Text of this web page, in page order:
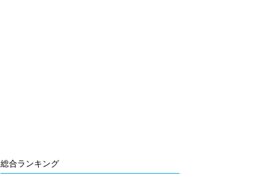
総合ランキング